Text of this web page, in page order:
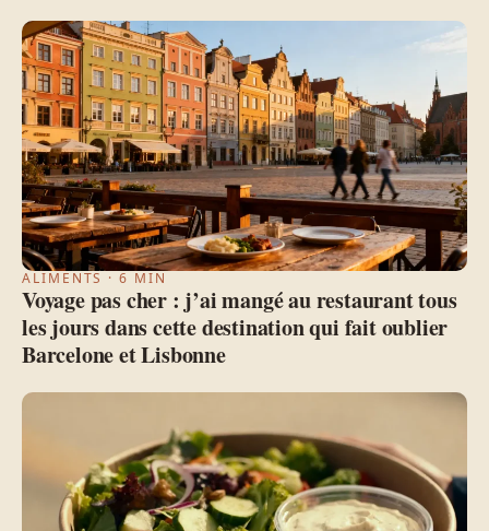
ALIMENTS · 6 MIN
Voyage pas cher : j’ai mangé au restaurant tous
les jours dans cette destination qui fait oublier
Barcelone et Lisbonne